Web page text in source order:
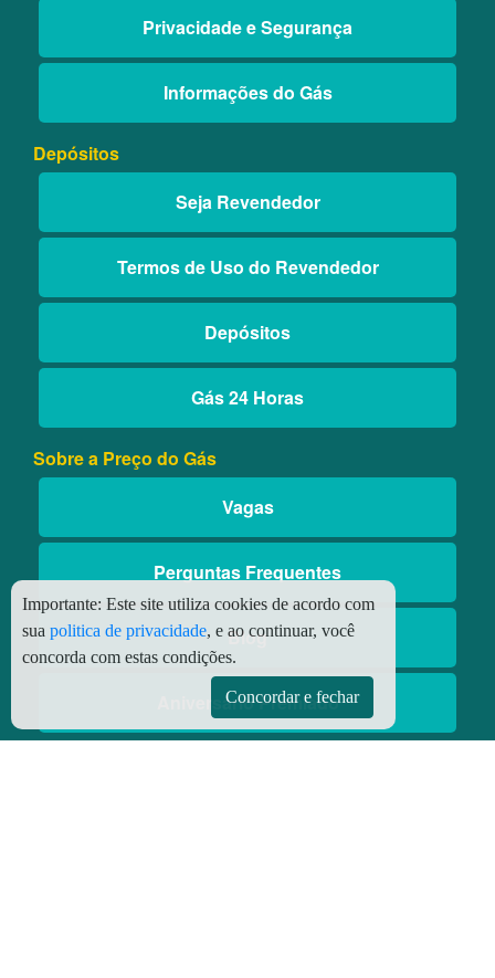
Privacidade e Segurança
Informações do Gás
Depósitos
Seja Revendedor
Termos de Uso do Revendedor
Depósitos
Gás 24 Horas
Sobre a Preço do Gás
Vagas
Perguntas Frequentes
Blog
Aniversário Premiado
Importante: Este site utiliza cookies de acordo com
sua politica de privacidade, e ao continuar, você
concorda com estas condições.
Concordar e fechar